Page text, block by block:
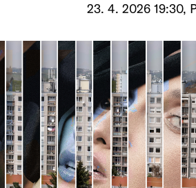
Pro děti
edu
Vše o ČT
23. 4. 2026 19:30,